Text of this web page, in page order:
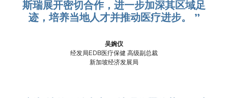
斯瑞展开密切合作，进一步加深其区域足
迹，培养当地人才并推动医疗进步。 ”
吴婉仪
经发局EDB医疗保健 高级副总裁
新加坡经济发展局